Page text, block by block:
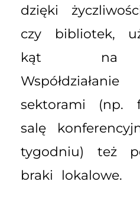
dzięki
czy bibliotek,
kąt
sektorami (np.
salę
tygodniu) też
braki lokalowe.